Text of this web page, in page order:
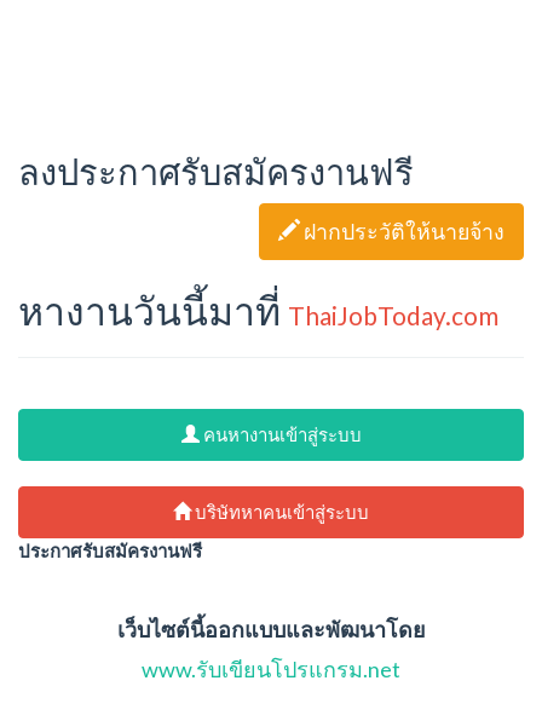
ลงประกาศรับสมัครงานฟรี
ฝากประวัติให้นายจ้าง
หางานวันนี้มาที่ ThaiJobToday.com
คนหางานเข้าสู่ระบบ
บริษัทหาคนเข้าสู่ระบบ
ประกาศรับสมัครงานฟรี
เว็บไซต์นี้ออกแบบและพัฒนาโดย
www.รับเขียนโปรแกรม.net